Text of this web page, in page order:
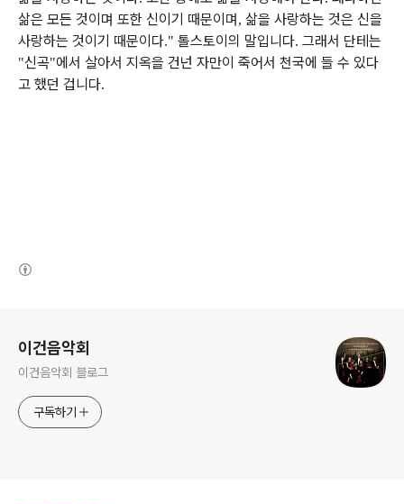
삶은 모든 것이며 또한 신이기 때문이며, 삶을 사랑하는 것은 신을
사랑하는 것이기 때문이다." 톨스토이의 말입니다. 그래서 단테는
"신곡"에서 살아서 지옥을 건넌 자만이 죽어서 천국에 들 수 있다
고 했던 겁니다.
이건음악회
이건음악회 블로그
구독하기